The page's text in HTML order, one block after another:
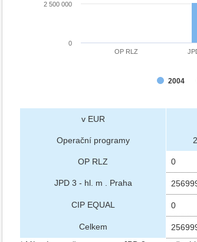
2004
OP RLZ
0
2 500 000
v EUR
Operační programy
OP RLZ 0
JPD 3 - hl. m . Praha
CIP EQUAL 0
Celkem